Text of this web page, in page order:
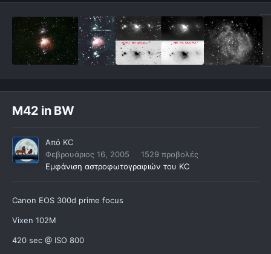
M42 in BW
Από KC
Φεβρουάριος 16, 2005
1529 προβολές
Εμφάνιση αστροφωτογραφιών του KC
Canon EOS 300d prime focus
Vixen 102M
420 sec @ ISO 800